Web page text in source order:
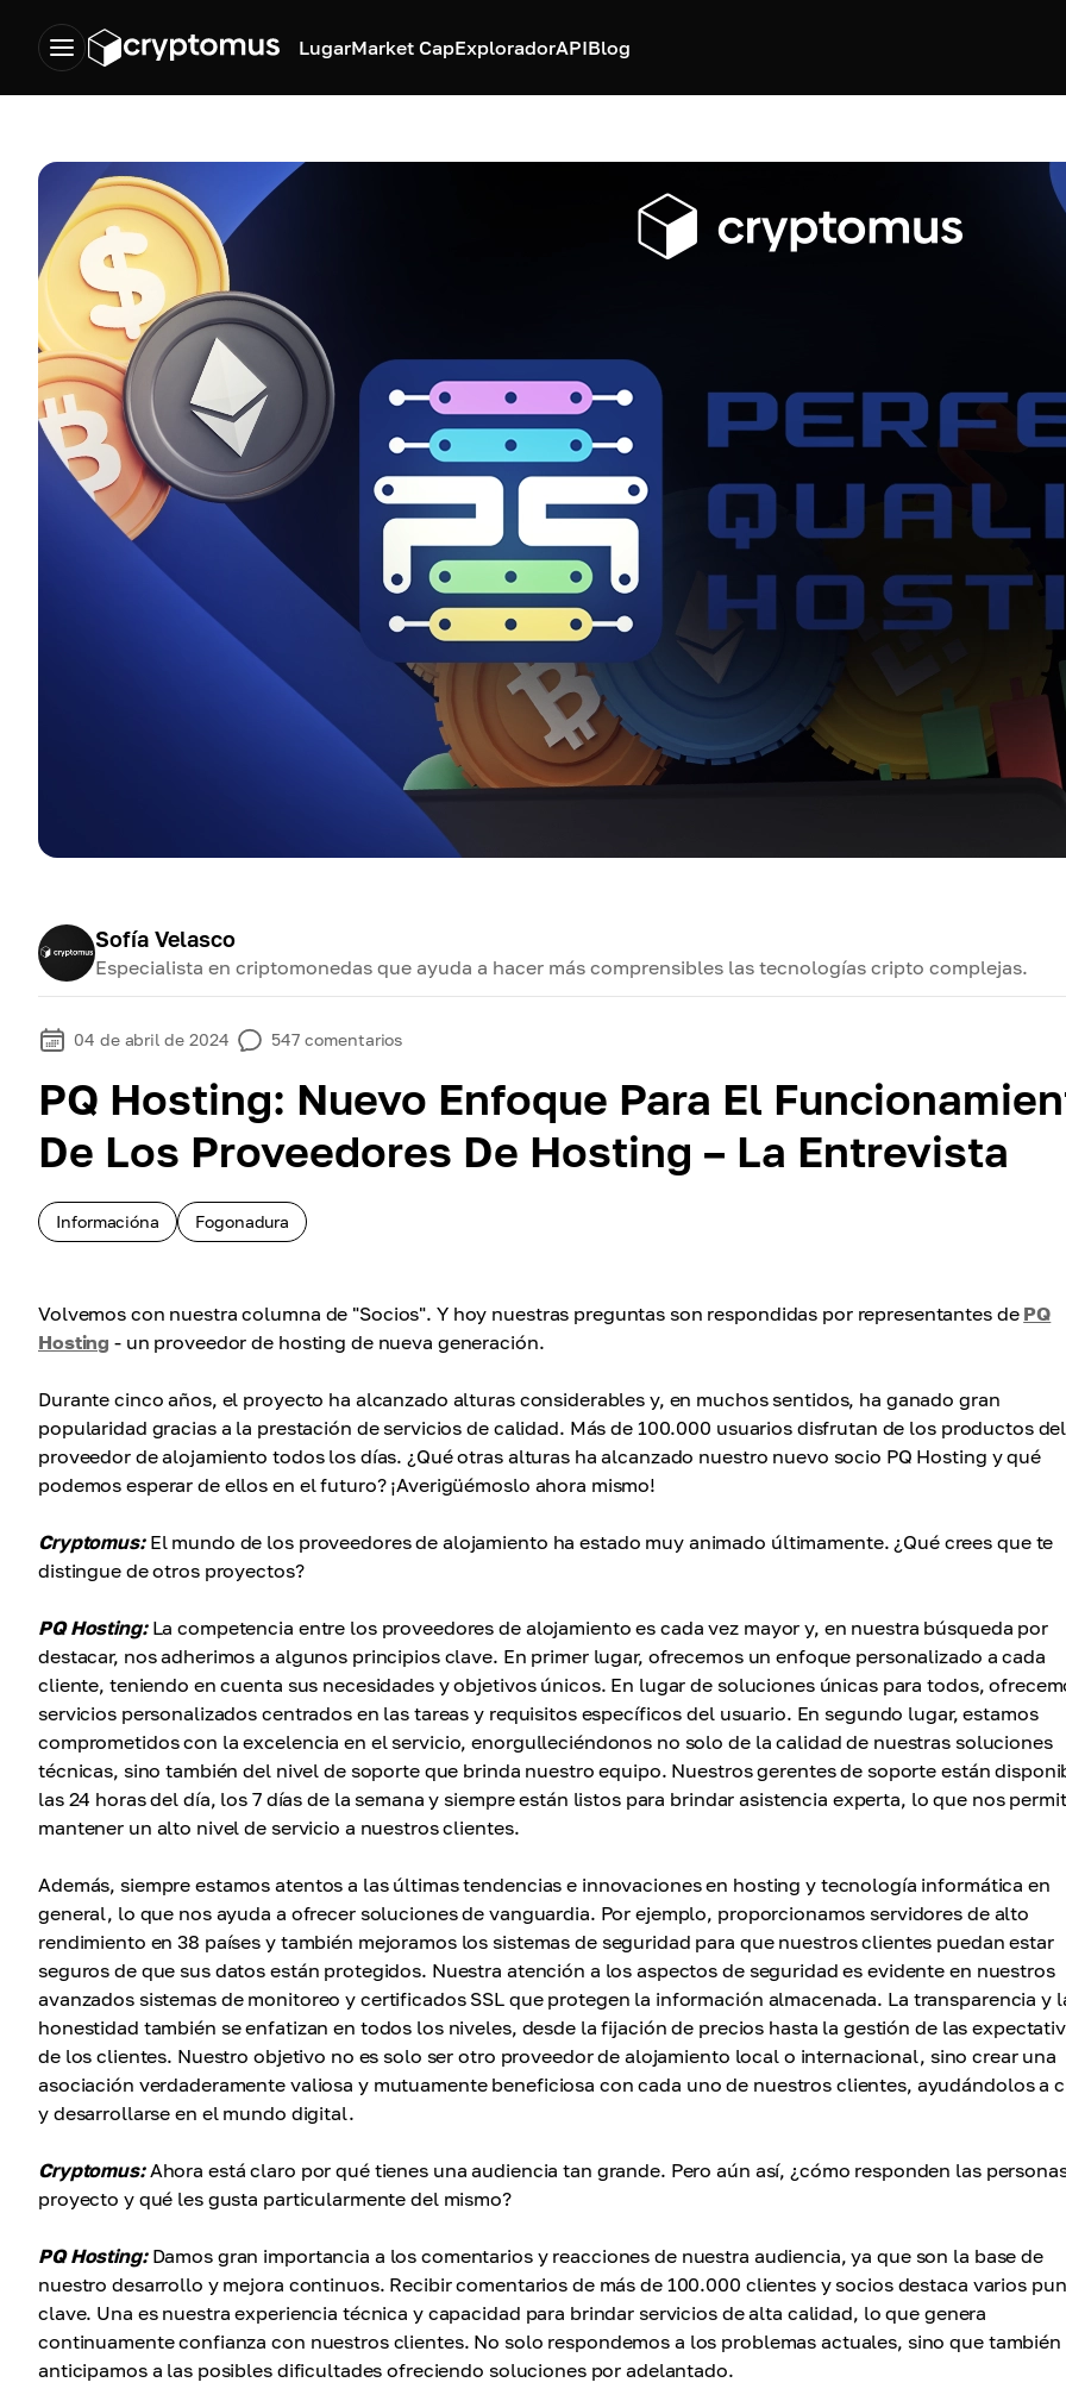
LugarMarket CapExploradorAPIBlog
Sofía Velasco
Especialista en criptomonedas que ayuda a hacer más comprensibles las tecnologías cripto complejas.
04 de abril de 2024 547 comentarios
PQ Hosting: Nuevo Enfoque Para El
De Los Proveedores De Hosting – La Entrevista
Informacióna Fogonadura
Volvemos con nuestra columna de "Socios". Y hoy nuestras preguntas son respondidas por representantes de PQ
Hosting - un proveedor de hosting de nueva generación.
Durante cinco años, el proyecto ha alcanzado alturas considerables y, en muchos sentidos, ha ganado gran
popularidad gracias a la prestación de servicios de calidad. Más de 100.000 usuarios disfrutan de los productos del
proveedor de alojamiento todos los días. ¿Qué otras alturas ha alcanzado nuestro nuevo socio PQ Hosting y qué
podemos esperar de ellos en el futuro? ¡Averigüémoslo ahora mismo!
Cryptomus:El mundo de los proveedores de alojamiento ha estado muy animado últimamente. ¿Qué crees que te
distingue de otros proyectos?
PQ Hosting:La competencia entre los proveedores de alojamiento es cada vez mayor y, en nuestra búsqueda por
destacar, nos adherimos a algunos principios clave. En primer lugar, ofrecemos un enfoque personalizado a cada
cliente, teniendo en cuenta sus necesidades y objetivos únicos. En lugar de soluciones únicas para todos,
servicios personalizados centrados en las tareas y requisitos específicos del usuario. En segundo lugar, estamos
comprometidos con la excelencia en el servicio, enorgulleciéndonos no solo de la calidad de nuestras soluciones
técnicas, sino también del nivel de soporte que brinda nuestro equipo. Nuestros gerentes de soporte están
las 24 horas del día, los 7 días de la semana y siempre están listos para brindar asistencia experta, lo que nos
mantener un alto nivel de servicio a nuestros clientes.
Además, siempre estamos atentos a las últimas tendencias e innovaciones en hosting y tecnología informática en
general, lo que nos ayuda a ofrecer soluciones de vanguardia. Por ejemplo, proporcionamos servidores de alto
rendimiento en 38 países y también mejoramos los sistemas de seguridad para que nuestros clientes puedan estar
seguros de que sus datos están protegidos. Nuestra atención a los aspectos de seguridad es evidente en nuestros
avanzados sistemas de monitoreo y certificados SSL que protegen la información almacenada. La transparencia y
honestidad también se enfatizan en todos los niveles, desde la fijación de precios hasta la gestión de las
de los clientes. Nuestro objetivo no es solo ser otro proveedor de alojamiento local o internacional, sino crear una
asociación verdaderamente valiosa y mutuamente beneficiosa con cada uno de nuestros clientes, ayudándolos a
y desarrollarse en el mundo digital.
Cryptomus:Ahora está claro por qué tienes una audiencia tan grande. Pero aún así, ¿cómo responden las
proyecto y qué les gusta particularmente del mismo?
PQ Hosting:Damos gran importancia a los comentarios y reacciones de nuestra audiencia, ya que son la base de
nuestro desarrollo y mejora continuos. Recibir comentarios de más de 100.000 clientes y socios destaca varios
clave. Una es nuestra experiencia técnica y capacidad para brindar servicios de alta calidad, lo que genera
continuamente confianza con nuestros clientes. No solo respondemos a los problemas actuales, sino que también
anticipamos a las posibles dificultades ofreciendo soluciones por adelantado.